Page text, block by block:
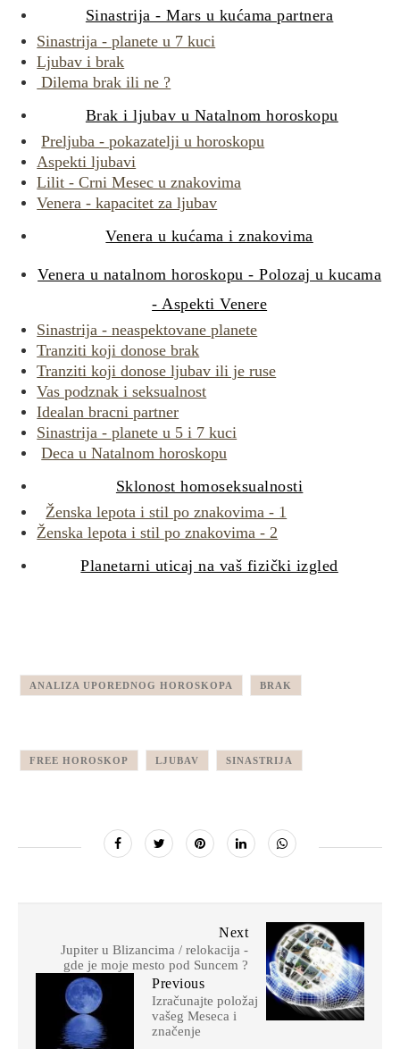
Sinastrija - Mars u kućama partnera
Sinastrija - planete u 7 kuci
Ljubav i brak
Dilema brak ili ne ?
Brak i ljubav u Natalnom horoskopu
Preljuba - pokazatelji u horoskopu
Aspekti ljubavi
Lilit - Crni Mesec u znakovima
Venera - kapacitet za ljubav
Venera u kućama i znakovima
Venera u natalnom horoskopu - Polozaj u kucama
- Aspekti Venere
Sinastrija - neaspektovane planete
Tranziti koji donose brak
Tranziti koji donose ljubav ili je ruse
Vas podznak i seksualnost
Idealan bracni partner
Sinastrija - planete u 5 i 7 kuci
Deca u Natalnom horoskopu
Sklonost homoseksualnosti
Ženska lepota i stil po znakovima - 1
Ženska lepota i stil po znakovima - 2
Planetarni uticaj na vaš fizički izgled
ANALIZA UPOREDNOG HOROSKOPA BRAK
FREE HOROSKOP LJUBAV SINASTRIJA
Next
Jupiter u Blizancima / relokacija -
gde je moje mesto pod Suncem ?
Previous
Izračunajte položaj
vašeg Meseca i
značenje